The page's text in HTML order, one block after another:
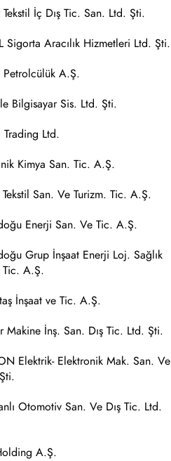
İç Dış Tic. San. Ltd. Şti.
Sigorta Aracılık Hizmetleri Ltd. Şti.
A.Ş.
Bilgisayar Sis. Ltd. Şti.
Ltd.
Kimya San. Tic. A.Ş.
San. Ve Turizm. Tic. A.Ş.
Enerji San. Ve Tic. A.Ş.
Grup İnşaat Enerji Loj. Sağlık
Tic. A.Ş.
İnşaat ve Tic. A.Ş.
Makine İnş. San. Dış Tic. Ltd. Şti.
Elektrik- Elektronik Mak. San. Ve
Otomotiv San. Ve Dış Tic. Ltd.
A.Ş.